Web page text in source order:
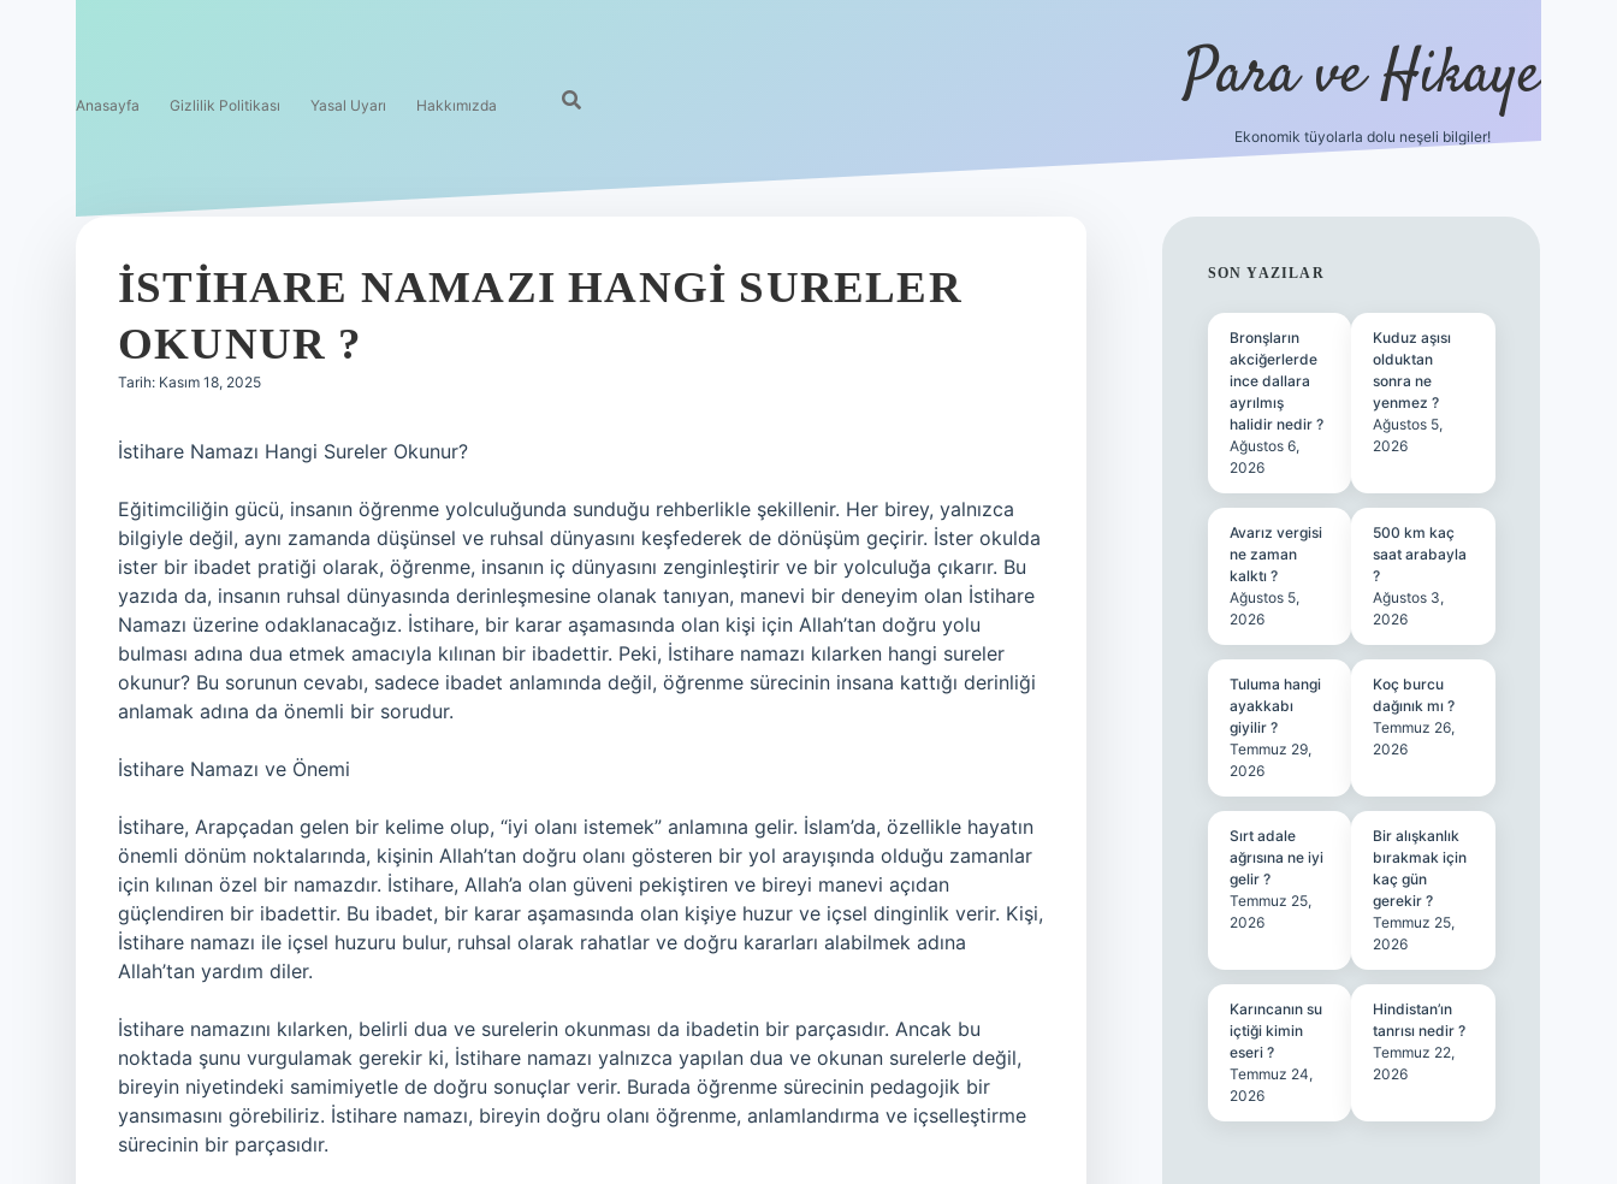
Anasayfa Gizlilik Politikası Yasal Uyarı Hakkımızda Para ve Hikaye
Ekonomik tüyolarla dolu neşeli bilgiler!
İSTIHARE NAMAZI HANGI SURELER
OKUNUR ?
Tarih: Kasım 18, 2025
İstihare Namazı Hangi Sureler Okunur?
Eğitimciliğin gücü, insanın öğrenme yolculuğunda sunduğu rehberlikle şekillenir. Her birey, yalnızca
bilgiyle değil, aynı zamanda düşünsel ve ruhsal dünyasını keşfederek de dönüşüm geçirir. İster okulda
ister bir ibadet pratiği olarak, öğrenme, insanın iç dünyasını zenginleştirir ve bir yolculuğa çıkarır. Bu
yazıda da, insanın ruhsal dünyasında derinleşmesine olanak tanıyan, manevi bir deneyim olan İstihare
Namazı üzerine odaklanacağız. İstihare, bir karar aşamasında olan kişi için Allah’tan doğru yolu
bulması adına dua etmek amacıyla kılınan bir ibadettir. Peki, İstihare namazı kılarken hangi sureler
okunur? Bu sorunun cevabı, sadece ibadet anlamında değil, öğrenme sürecinin insana kattığı derinliği
anlamak adına da önemli bir sorudur.
İstihare Namazı ve Önemi
İstihare, Arapçadan gelen bir kelime olup, “iyi olanı istemek” anlamına gelir. İslam’da, özellikle hayatın
önemli dönüm noktalarında, kişinin Allah’tan doğru olanı gösteren bir yol arayışında olduğu zamanlar
için kılınan özel bir namazdır. İstihare, Allah’a olan güveni pekiştiren ve bireyi manevi açıdan
güçlendiren bir ibadettir. Bu ibadet, bir karar aşamasında olan kişiye huzur ve içsel dinginlik verir. Kişi,
İstihare namazı ile içsel huzuru bulur, ruhsal olarak rahatlar ve doğru kararları alabilmek adına
Allah’tan yardım diler.
İstihare namazını kılarken, belirli dua ve surelerin okunması da ibadetin bir parçasıdır. Ancak bu
noktada şunu vurgulamak gerekir ki, İstihare namazı yalnızca yapılan dua ve okunan surelerle değil,
bireyin niyetindeki samimiyetle de doğru sonuçlar verir. Burada öğrenme sürecinin pedagojik bir
yansımasını görebiliriz. İstihare namazı, bireyin doğru olanı öğrenme, anlamlandırma ve içselleştirme
sürecinin bir parçasıdır.
SIDEBAR
SON YAZILAR
Bronşların
akciğerlerde
ince dallara
ayrılmış
halidir nedir ?
Ağustos 6,
2026
Kuduz aşısı
olduktan
sonra ne
yenmez ?
Ağustos 5,
2026
Avarız vergisi
ne zaman
kalktı ?
Ağustos 5,
2026
500 km kaç
saat arabayla
?
Ağustos 3,
2026
Tuluma hangi
ayakkabı
giyilir ?
Temmuz 29,
2026
Koç burcu
dağınık mı ?
Temmuz 26,
2026
Sırt adale
ağrısına ne iyi
gelir ?
Temmuz 25,
2026
Bir alışkanlık
bırakmak için
kaç gün
gerekir ?
Temmuz 25,
2026
Karıncanın su
içtiği kimin
eseri ?
Temmuz 24,
2026
Hindistan’ın
tanrısı nedir ?
Temmuz 22,
2026
hiltonbet